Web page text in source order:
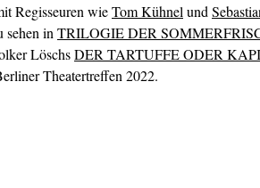
Regisseuren wieTom Kühnel und
sehen in TRILOGIE DER
LöschsDER TARTUFFE ODER
Theatertreffen 2022.